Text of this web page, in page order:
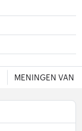
MENINGEN VAN